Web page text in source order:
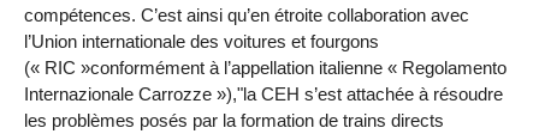
compétences. C’est ainsi qu’en étroite collaboration avec
l’Union internationale des voitures et fourgons
(« RIC »conformément à l’appellation italienne « Regolamento
Internazionale Carrozze »),"la CEH s’est attachée à résoudre
les problèmes posés par la formation de trains directs